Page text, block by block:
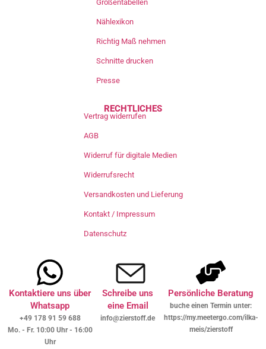
Größentabellen
Nählexikon
Richtig Maß nehmen
Schnitte drucken
Presse
RECHTLICHES
Vertrag widerrufen
AGB
Widerruf für digitale Medien
Widerrufsrecht
Versandkosten und Lieferung
Kontakt / Impressum
Datenschutz
Kontaktiere uns über
Whatsapp
+49 178 91 59 688
Mo. - Fr. 10:00 Uhr - 16:00
Uhr
Schreibe uns
eine Email
info@zierstoff.de
Persönliche Beratung
buche einen Termin unter:
https://my.meetergo.com/ilka-
meis/zierstoff